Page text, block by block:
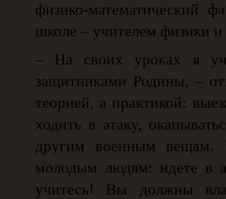
физико-математический
школе – учителем физики
– На своих уроках я
защитниками Родины, –
теорией, а практикой:
ходить в атаку,
другим военным вещам.
молодым людям: идете в
учитесь! Вы должны